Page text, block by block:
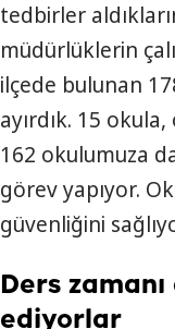
tedbirler
müdürlüklerin
ilçede bulunan
ayırdık. 15
162 okulumuza
görev yapıyor.
güvenliğini
Ders
ediyorlar